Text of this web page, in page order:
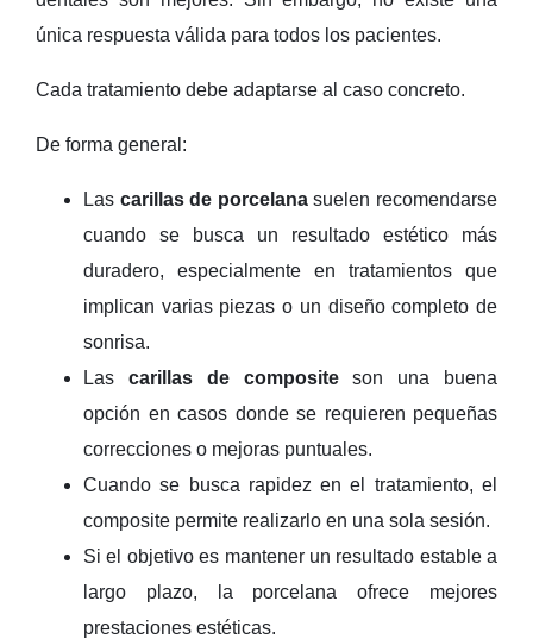
única respuesta válida para todos los pacientes.
Cada tratamiento debe adaptarse al caso concreto.
De forma general:
Las carillas de porcelanasuelen recomendarse
cuando se busca un resultado estético más
duradero, especialmente en tratamientos que
implican varias piezas o un diseño completo de
sonrisa.
Las carillas de compositeson una buena
opción en casos donde se requieren pequeñas
correcciones o mejoras puntuales.
Cuando se busca rapidez en el tratamiento, el
composite permite realizarlo en una sola sesión.
Si el objetivo es mantener un resultado estable a
largo plazo, la porcelana ofrece mejores
prestaciones estéticas.